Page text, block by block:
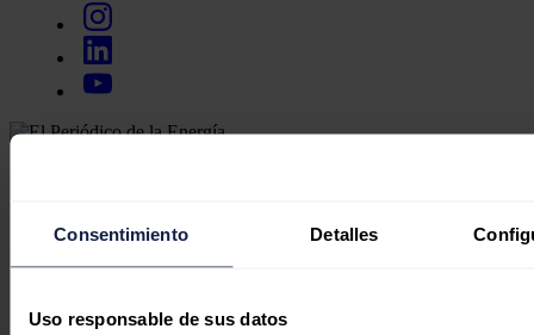
Consentimiento Detalles
Uso responsable de sus datos
Renovables
Videopodcast